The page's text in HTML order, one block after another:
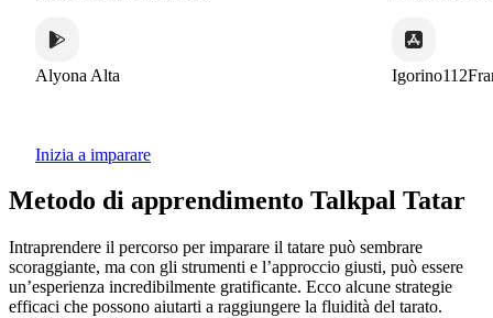
Alta Igorino112France
Inizia a imparare
Metodo di apprendimento Talkpal Tatar
Intraprendere il percorso per imparare il tatare può sembrare
scoraggiante, ma con gli strumenti e l’approccio giusti, può essere
un’esperienza incredibilmente gratificante. Ecco alcune strategie
efficaci che possono aiutarti a raggiungere la fluidità del tarato.